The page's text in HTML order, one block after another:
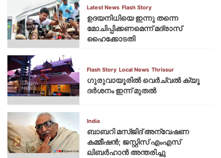
Latest News Flash Story
ഉദയനിധിയെ ഇന്നു തന്നെ
മോചിപ്പിക്കണമെന്ന് മദ്രാസ്
ഹൈക്കോടതി
Flash Story Local News Thrissur
ഗുരുവായൂരില്‍ വെര്‍ച്വല്‍ ക്യൂ
ദര്‍ശനം ഇന്ന് മുതല്‍
India
ബാബറി മസ്ജിദ് അന്വേഷണ
കമ്മീഷന്‍; ജസ്റ്റിസ് എംഎസ്
ലിബര്‍ഹാന്‍ അന്തരിച്ചു